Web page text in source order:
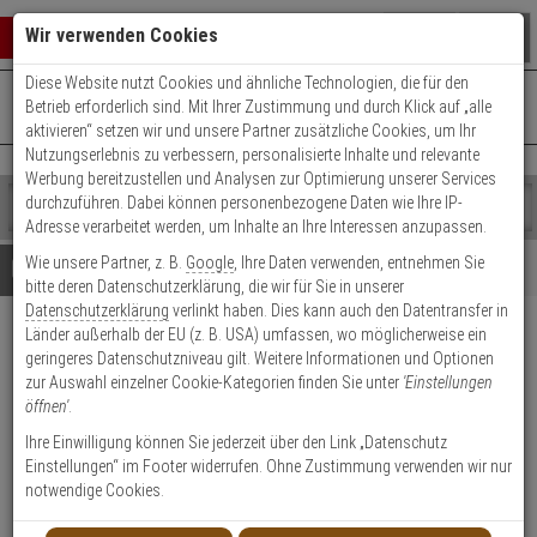
Warenkorb schließen
0 ARTIKEL IM WARENKORB
Ihr Warenkorb ist momentan leer.
Ergebnisse ()
Fertig
Shop
durchsuchen
Bitte
geben
Sie
mindestens
Zeichen
ein,
um
Suche
Es
wurde
noch
Kategorien
Suche
gestartet
+49 (0)821 899 493-0Mo. - Do.: 8:00 - 16:30 | Fr.: 8:00 - 14:00 Uhr
Kontaktservice nutzen
Details Beratung
DENI Stangenset 1 für
Flügelhöhe 550-1300 braun
Produktmerkmale Lagerabverkauf
Wir verwenden Cookies
Diese Website nutzt Cookies und ähnliche Technologien, die für den
Betrieb erforderlich sind. Mit Ihrer Zustimmung und durch Klick auf „alle
aktivieren“ setzen wir und unsere Partner zusätzliche Cookies, um Ihr
Nutzungserlebnis zu verbessern, personalisierte Inhalte und relevante
Werbung bereitzustellen und Analysen zur Optimierung unserer Services
durchzuführen. Dabei können personenbezogene Daten wie Ihre IP-
Adresse verarbeitet werden, um Inhalte an Ihre Interessen anzupassen.
Wie unsere Partner, z. B. Google , Ihre Daten verwenden, entnehmen Sie
bitte deren Datenschutzerklärung, die wir für Sie in unserer
Datenschutzerklärung verlinkt haben. Dies kann auch den Datentransfer in
Länder außerhalb der EU (z. B. USA) umfassen, wo möglicherweise ein
geringeres Datenschutzniveau gilt. Weitere Informationen und Optionen
zur Auswahl einzelner Cookie-Kategorien finden Sie unter 'Einstellungen
öffnen'.
Ihre Einwilligung können Sie jederzeit über den Link „Datenschutz
Einstellungen“ im Footer widerrufen. Ohne Zustimmung verwenden wir nur
notwendige Cookies.